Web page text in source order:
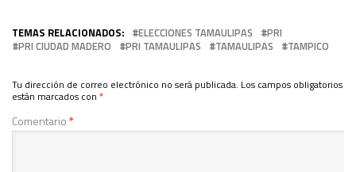
TEMAS RELACIONADOS: ELECCIONES TAMAULIPAS
PRI
PRI CIUDAD MADERO
PRI TAMAULIPAS TAMAULIPAS TAMPICO
Tu dirección de correo electrónico no será publicada. Los campos obligatorios
están marcados con *
Comentario*